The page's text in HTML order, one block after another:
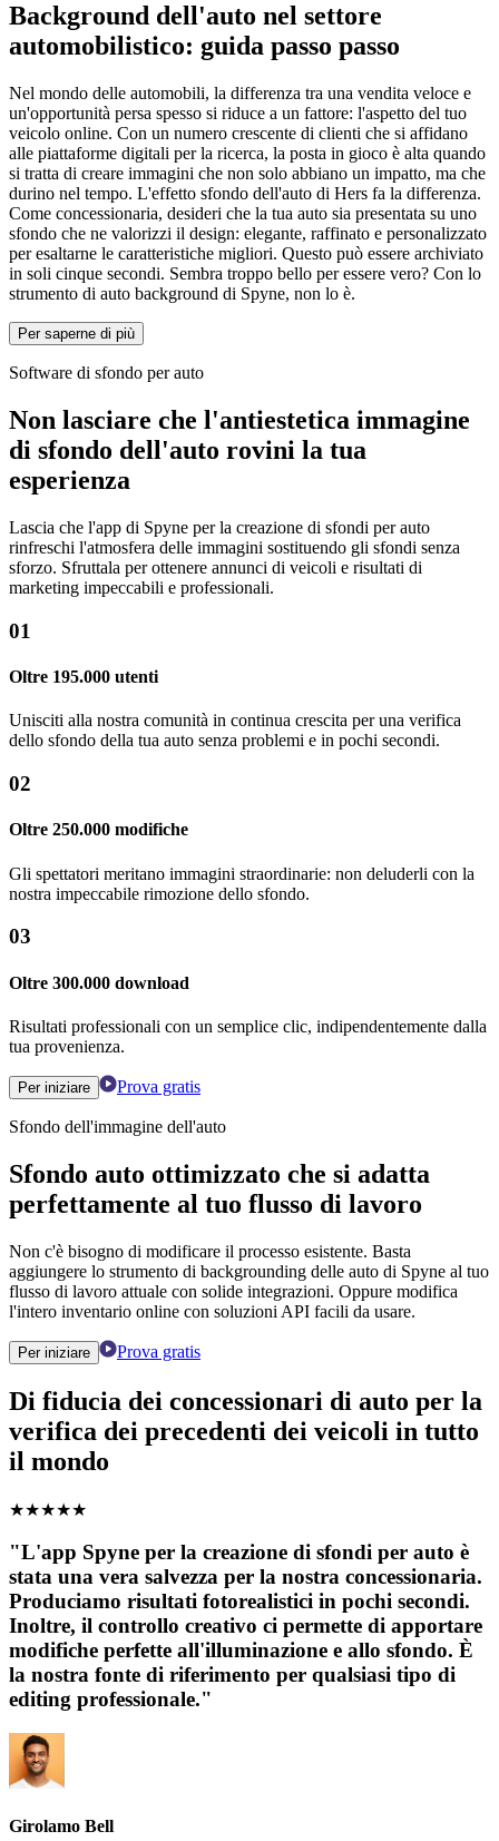
Background dell'auto nel settore
automobilistico: guida passo passo
Nel mondo delle automobili, la differenza tra una vendita veloce e
un'opportunità persa spesso si riduce a un fattore: l'aspetto del tuo
veicolo online. Con un numero crescente di clienti che si affidano
alle piattaforme digitali per la ricerca, la posta in gioco è alta quando
si tratta di creare immagini che non solo abbiano un impatto, ma che
durino nel tempo. L'effetto sfondo dell'auto di Hers fa la differenza.
Come concessionaria, desideri che la tua auto sia presentata su uno
sfondo che ne valorizzi il design: elegante, raffinato e personalizzato
per esaltarne le caratteristiche migliori. Questo può essere archiviato
in soli cinque secondi. Sembra troppo bello per essere vero? Con lo
strumento di auto background di Spyne, non lo è.
Per saperne di più
Software di sfondo per auto
Non lasciare che l'antiestetica immagine
di sfondo dell'auto rovini la tua
esperienza
Lascia che l'app di Spyne per la creazione di sfondi per auto
rinfreschi l'atmosfera delle immagini sostituendo gli sfondi senza
sforzo. Sfruttala per ottenere annunci di veicoli e risultati di
marketing impeccabili e professionali.
01
Oltre 195.000 utenti
Unisciti alla nostra comunità in continua crescita per una verifica
dello sfondo della tua auto senza problemi e in pochi secondi.
02
Oltre 250.000 modifiche
Gli spettatori meritano immagini straordinarie: non deluderli con la
nostra impeccabile rimozione dello sfondo.
03
Oltre 300.000 download
Risultati professionali con un semplice clic, indipendentemente dalla
tua provenienza.
Per iniziare Prova gratis
Sfondo dell'immagine dell'auto
Sfondo auto ottimizzato che si adatta
perfettamente al tuo flusso di lavoro
Non c'è bisogno di modificare il processo esistente. Basta
aggiungere lo strumento di backgrounding delle auto di Spyne al tuo
flusso di lavoro attuale con solide integrazioni. Oppure modifica
l'intero inventario online con soluzioni API facili da usare.
Per iniziare Prova gratis
Di fiducia dei concessionari di auto per la
verifica dei precedenti dei veicoli in tutto
il mondo
★★★★★
"L'app Spyne per la creazione di sfondi per auto è
stata una vera salvezza per la nostra concessionaria.
Produciamo risultati fotorealistici in pochi secondi.
Inoltre, il controllo creativo ci permette di apportare
modifiche perfette all'illuminazione e allo sfondo. È
la nostra fonte di riferimento per qualsiasi tipo di
editing professionale."
Girolamo Bell